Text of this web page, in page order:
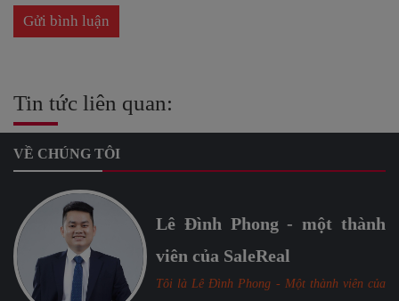
Tin tức liên quan:
VỀ CHÚNG TÔI
Lê Đình Phong - một thành
viên của SaleReal
Tôi là Lê Đình Phong - Một thành viên của